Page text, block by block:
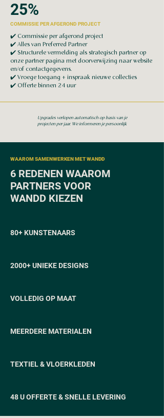
25%
COMMISSIE PER AFGEROND PROJECT
✔️ Commissie per afgerond project
✔️ Alles van Preferred Partner
✔️ Structurele vermelding als strategisch partner op
onze partner pagina met doorverwijzing naar website
en/of contactgegevens.
✔️ Vroege toegang + inspraak nieuwe collecties
✔️ Offerte binnen 24 uur
Upgrades verlopen automatisch op basis van je
projecten per jaar. We informeren je persoonlijk
WAAROM SAMENWERKEN MET WANDD
6 REDENEN WAAROM
PARTNERS VOOR
WANDD KIEZEN
80+ KUNSTENAARS
2000+ UNIEKE DESIGNS
VOLLEDIG OP MAAT
MEERDERE MATERIALEN
TEXTIEL & VLOERKLEDEN
48 U OFFERTE & SNELLE LEVERING